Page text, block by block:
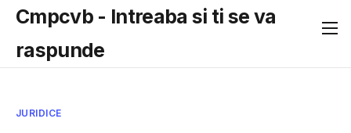
Cmpcvb - Intreaba si ti se va
raspunde
JURIDICE